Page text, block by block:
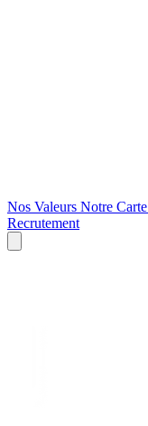
Nos Valeurs Notre Carte
Recrutement